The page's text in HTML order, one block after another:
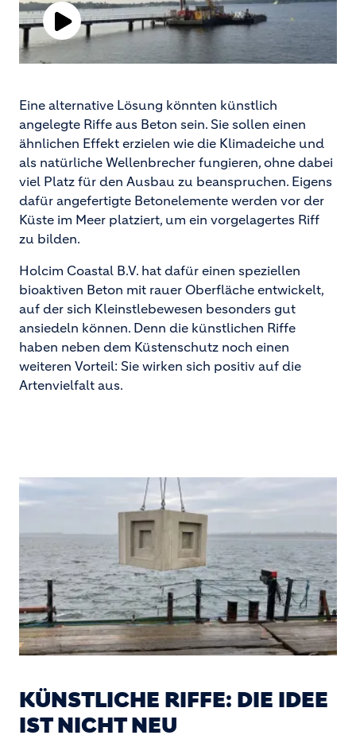
P
a
y
V
i
e
o
Eine alternative Lösung könnten künstlich
angelegte Riffe aus Beton sein. Sie sollen einen
ähnlichen Effekt erzielen wie die Klimadeiche und
als natürliche Wellenbrecher fungieren, ohne dabei
viel Platz für den Ausbau zu beanspruchen. Eigens
dafür angefertigte Betonelemente werden vor der
Küste im Meer platziert, um ein vorgelagertes Riff
zu bilden.
Holcim Coastal B.V. hat dafür einen speziellen
bioaktiven Beton mit rauer Oberfläche entwickelt,
auf der sich Kleinstlebewesen besonders gut
ansiedeln können. Denn die künstlichen Riffe
haben neben dem Küstenschutz noch einen
weiteren Vorteil: Sie wirken sich positiv auf die
Artenvielfalt aus.
KÜNSTLICHE RIFFE: DIE IDEE
IST NICHT NEU